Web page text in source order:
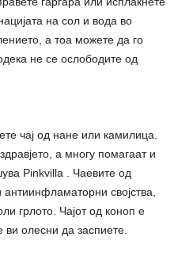
на сол и вода во
а тоа можете да го
не се ослободите од
чај од нане или камилица.
а многу помагаат и
Pinkvilla . Чаевите од
својства,
грлото. Чајот од коноп е
олесни да заспиете.